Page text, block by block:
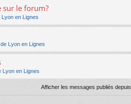
sur le forum?
Lyon en Lignes
Lyon en Lignes
Lyon en Lignes
Afficher les messages publiés depuis